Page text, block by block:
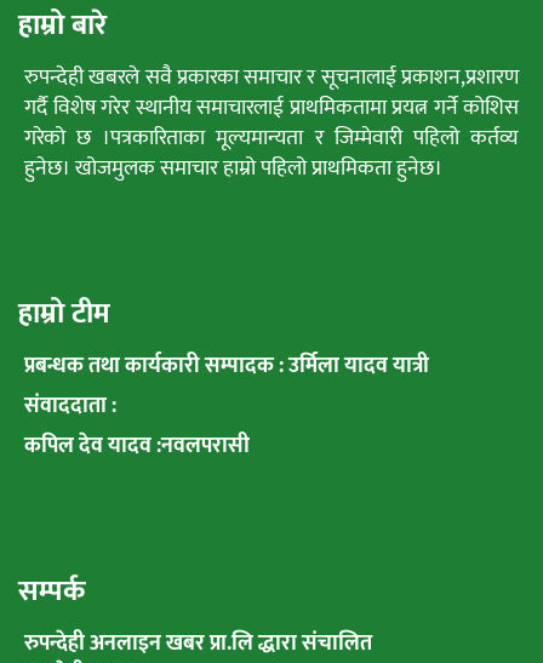
हाम्रो बारे
रुपन्देही खबरले सवै प्रकारका समाचार र सूचनालाई प्रकाशन,प्रशारण
गर्दै विशेष गरेर स्थानीय समाचारलाई प्राथमिकतामा प्रयत्न गर्ने कोशिस
गरेको छ ।पत्रकारिताका मूल्यमान्यता र जिम्मेवारी पहिलो कर्तव्य
हुनेछ। खोजमुलक समाचार हाम्रो पहिलो प्राथमिकता हुनेछ।
हाम्रो टीम
प्रबन्धक तथा कार्यकारी सम्पादक : उर्मिला यादव यात्री
संवाददाता :
कपिल देव यादव :नवलपरासी
सम्पर्क
रुपन्देही अनलाइन खबर प्रा.लि द्धारा संचालित